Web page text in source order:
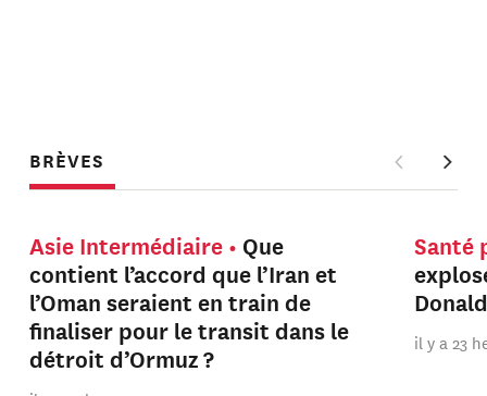
BRÈVES
Asie Intermédiaire
Que
contient l’accord que l’Iran et
l’Oman seraient en train de
finaliser pour le transit dans le
détroit d’Ormuz ?
Santé
il y a 23